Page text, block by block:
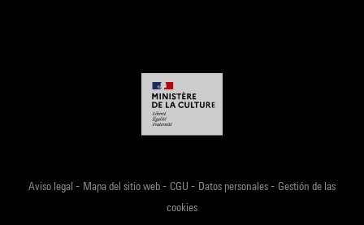
Aviso legal - Mapa del sitio web- CGU - Datos personales- Gestión de las
cookies